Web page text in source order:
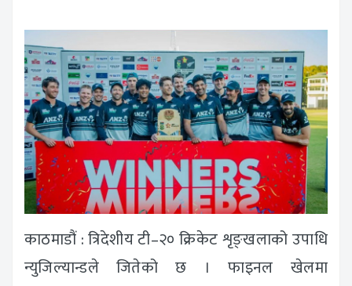
काठमाडौं : त्रिदेशीय टी–२० क्रिकेट शृङ्खलाको उपाधि
न्युजिल्यान्डले जितेको छ । फाइनल खेलमा